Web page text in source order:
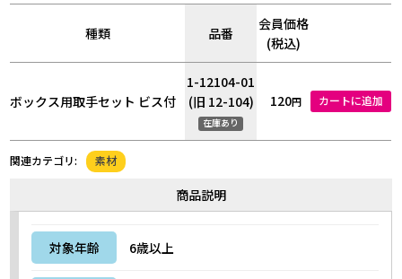
種類 品番
会員価格
(税込)
ボックス用取手セット ビス付
1-12104-01
(旧 12-104)
在庫あり
120円 カートに追加
関連カテゴリ: 素材
商品説明
対象年齢 6歳以上